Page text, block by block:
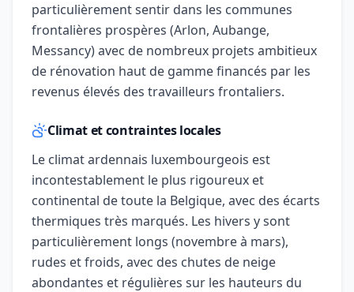
particulièrement sentir dans les communes
frontalières prospères (Arlon, Aubange,
Messancy) avec de nombreux projets ambitieux
de rénovation haut de gamme financés par les
revenus élevés des travailleurs frontaliers.
Climat et contraintes locales
Le climat ardennais luxembourgeois est
incontestablement le plus rigoureux et
continental de toute la Belgique, avec des écarts
thermiques très marqués. Les hivers y sont
particulièrement longs (novembre à mars),
rudes et froids, avec des chutes de neige
abondantes et régulières sur les hauteurs du